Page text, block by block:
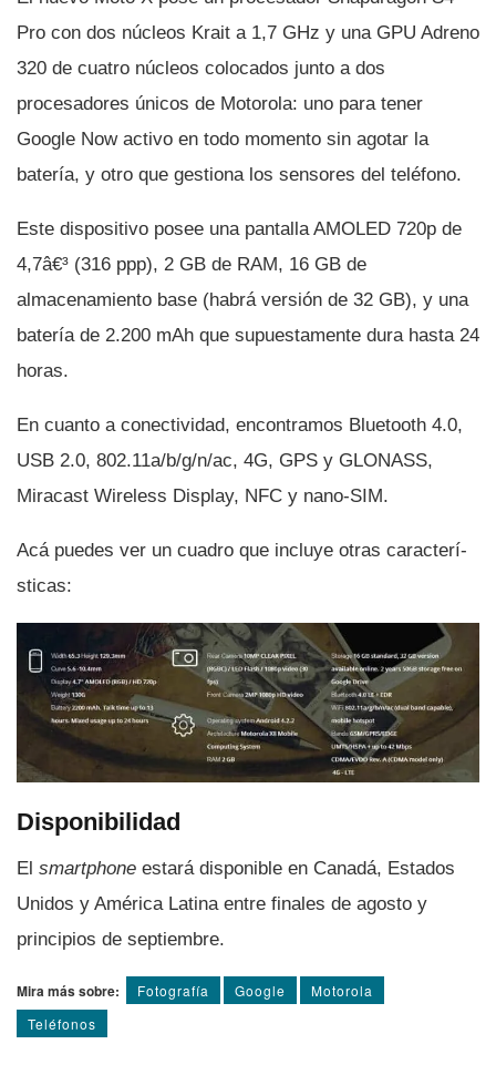
Pro con dos núcleos Krait a 1,7 GHz y una GPU Adreno
320 de cuatro núcleos colocados junto a dos
procesadores únicos de Motorola: uno para tener
Google Now activo en todo momento sin agotar la
baterí­a, y otro que gestiona los sensores del teléfono.
Este dispositivo posee una pantalla AMOLED 720p de
4,7â€³ (316 ppp), 2 GB de RAM, 16 GB de
almacenamiento base (habrá versión de 32 GB), y una
baterí­a de 2.200 mAh que supuestamente dura hasta 24
horas.
En cuanto a conectividad, encontramos Bluetooth 4.0,
USB 2.0, 802.11a/b/g/n/ac, 4G, GPS y GLONASS,
Miracast Wireless Display, NFC y nano-SIM.
Acá puedes ver un cuadro que incluye otras caracterí­
sticas:
Disponibilidad
El smartphone estará disponible en Canadá, Estados
Unidos y América Latina entre finales de agosto y
principios de septiembre.
Mira más sobre: Fotografí­a Google
Motorola
Teléfonos